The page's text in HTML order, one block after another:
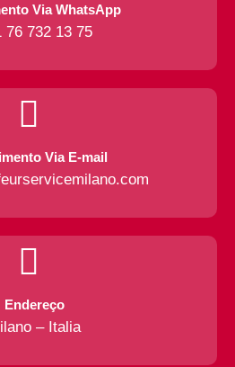
Via WhatsApp
76 732 13 75
Via E-mail
Endereço
– Italia